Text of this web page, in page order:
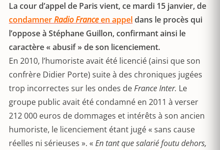
La cour d’appel de Paris vient, ce mardi 15 janvier, de
condamnerRadio Franceen appeldans le procès qui
l’oppose à Stéphane Guillon, confirmant ainsi le
caractère « abusif » de son licenciement.
En 2010, l’humoriste avait été licencié (ainsi que son
confrère Didier Porte) suite à des chroniques jugées
trop incorrectes sur les ondes deFrance Inter. Le
groupe public avait été condamné en 2011 à verser
212 000 euros de dommages et intérêts à son ancien
humoriste, le licenciement étant jugé « sans cause
réelles ni sérieuses ». « En tant que salarié foutu dehors,